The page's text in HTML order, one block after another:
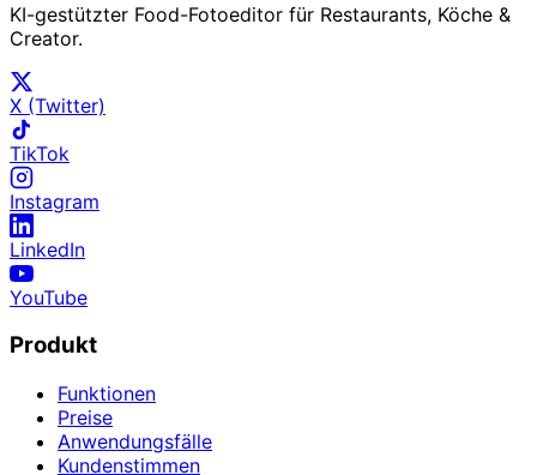
KI-gestützter Food-Fotoeditor für Restaurants, Köche &
Creator.
X (Twitter)
TikTok
Instagram
LinkedIn
YouTube
Produkt
Funktionen
Preise
Anwendungsfälle
Kundenstimmen